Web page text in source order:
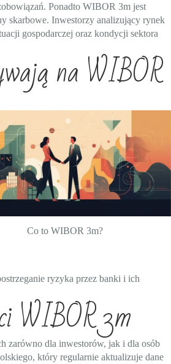
Ponadto WIBOR 3m jest
skarbowe. Inwestorzy analizujący rynek
gospodarczej oraz kondycji sektora
na WIBOR
Co to WIBOR 3m?
ryzyka przez banki i ich
WIBOR 3m
zarówno dla inwestorów, jak i dla osób
który regularnie aktualizuje dane